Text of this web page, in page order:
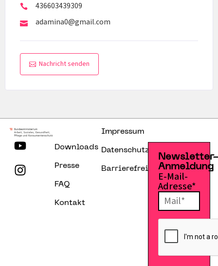
436603439309
adamina0@gmail.com
Nachricht senden
Downloads
Presse
FAQ
Kontakt
Impressum
Datenschutzerklärung
Barrierefreiheitserklärung
Anmeldung
E-Mail-
Adresse*